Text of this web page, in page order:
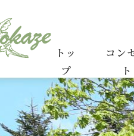
【公式】軽井沢ホテルそよ
トッ
プ
コン
ト